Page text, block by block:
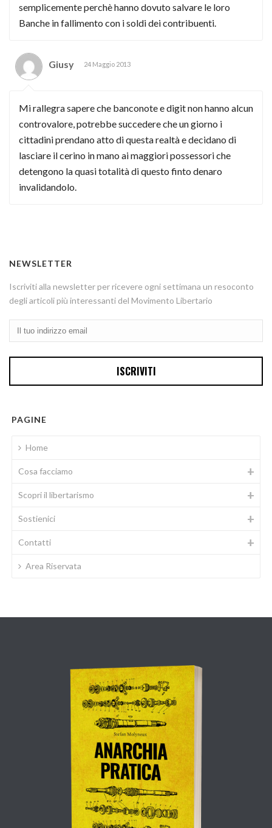
semplicemente perchè hanno dovuto salvare le loro
Banche in fallimento con i soldi dei contribuenti.
Giusy 24 Maggio 2013
Mi rallegra sapere che banconote e digit non hanno alcun
controvalore, potrebbe succedere che un giorno i
cittadini prendano atto di questa realtà e decidano di
lasciare il cerino in mano ai maggiori possessori che
detengono la quasi totalità di questo finto denaro
invalidandolo.
NEWSLETTER
Iscriviti alla newsletter per ricevere ogni settimana un resoconto
degli articoli più interessanti del Movimento Libertario
PAGINE
Home
Cosa facciamo
Scopri il libertarismo
Sostienici
Contatti
Area Riservata